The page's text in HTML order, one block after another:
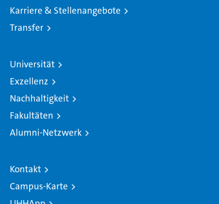
Karriere & Stellenangebote
Transfer
Universität
Exzellenz
Nachhaltigkeit
Fakultäten
Alumni-Netzwerk
Kontakt
Campus-Karte